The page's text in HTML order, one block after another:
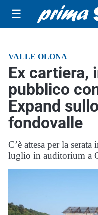
☰
VALLE OLONA
Ex cartiera,
pubblico
Expand
fondovalle
C’è attesa per la
luglio in auditorium a